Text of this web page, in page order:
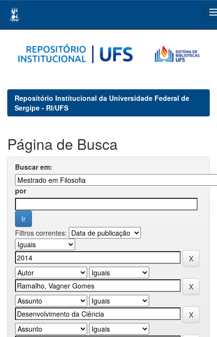
navigation
Repositório Institucional da Universidade Federal de
Sergipe - RI/UFS
Página de Busca
Buscar em:
por
Filtros correntes: